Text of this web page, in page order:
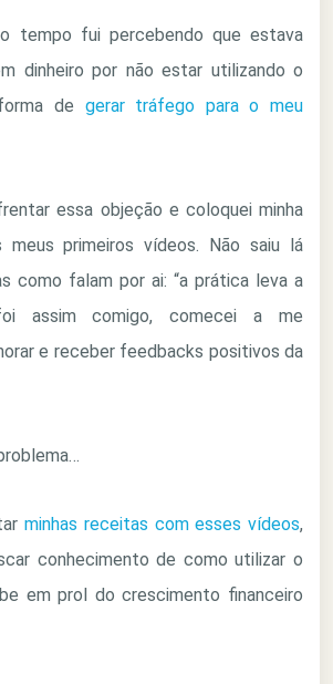
tempo fui percebendo que estava
dinheiro por não estar utilizando o
de gerar tráfego para o meu
essa objeção e coloquei minha
primeiros vídeos. Não saiu lá
como falam por ai: “a prática leva a
assim comigo, comecei a me
e receber feedbacks positivos da
minhas receitas com esses vídeos,
conhecimento de como utilizar o
em prol do crescimento financeiro